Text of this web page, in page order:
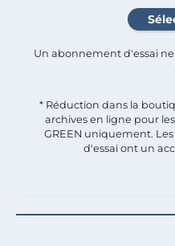
Un abonnement d'essai
* Réduction dans la
archives en ligne pour
GREEN uniquement.
d'essai ont un